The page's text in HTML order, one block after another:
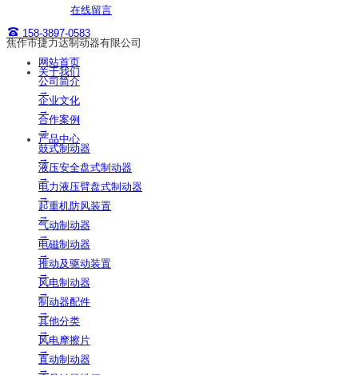
在线留言
158-3897-0583
焦作市捷力达制动器有限公司
网站首页
关于我们
公司简介
→
企业文化
→
合作案例
→
产品中心
鼓式制动器
→
液压安全盘式制动器
→
电力液压臂盘式制动器
→
起重机防风装置
→
气动制动器
→
电磁制动器
→
推动及驱动装置
→
风电制动器
→
制动器配件
→
其他分类
→
风电摩擦片
→
直动制动器
→